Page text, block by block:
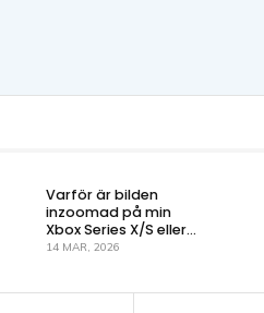
Varför är bilden
inzoomad på min
Xbox Series X/S eller
One?
14 MAR, 2026